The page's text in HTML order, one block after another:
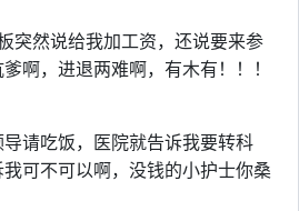
突然说给我加工资，还说要来参
啊，进退两难啊，有木有！！！
请吃饭，医院就告诉我要转科
可不可以啊，没钱的小护士你桑